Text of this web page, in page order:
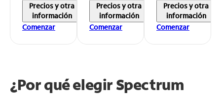
Precios y otra
información
Comenzar
Precios y otra
información
Comenzar
Precios y otra
información
Comenzar
¿Por qué elegir Spectrum